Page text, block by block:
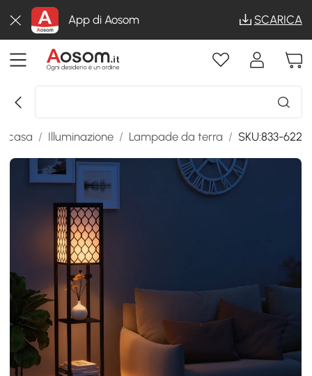
App di Aosom SCARICA
casa / Illuminazione / Lampade da terra / SKU:833-622